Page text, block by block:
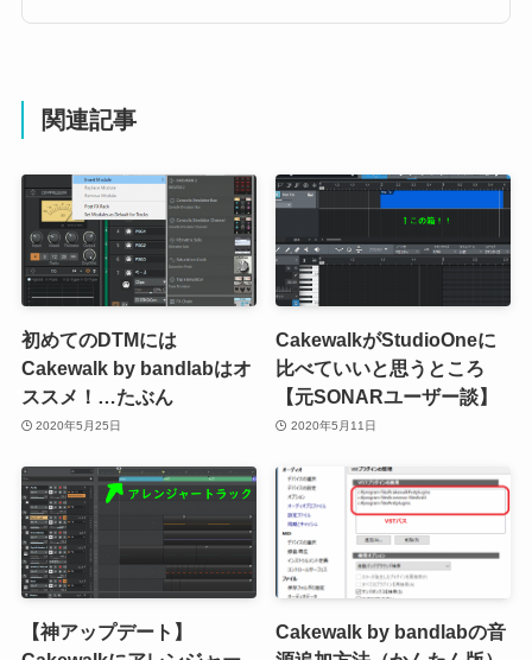
関連記事
初めてのDTMには
Cakewalk by bandlabはオ
ススメ！…たぶん
2020年5月25日
CakewalkがStudioOneに
比べていいと思うところ
【元SONARユーザー談】
2020年5月11日
【神アップデート】
Cakewalk by bandlabの音